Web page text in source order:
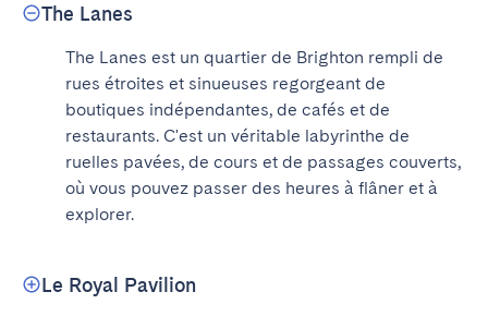
The Lanes
The Lanes est un quartier de Brighton rempli de
rues étroites et sinueuses regorgeant de
boutiques indépendantes, de cafés et de
restaurants. C'est un véritable labyrinthe de
ruelles pavées, de cours et de passages couverts,
où vous pouvez passer des heures à flâner et à
explorer.
Le Royal Pavilion